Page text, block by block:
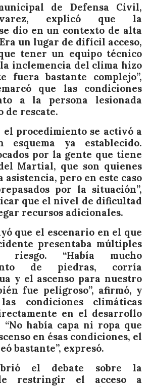
de Defensa Civil,
explicó que la
dio en un contexto de alta
un lugar de difícil acceso,
tener un equipo técnico
inclemencia del clima hizo
fuera bastante complejo”,
que las condiciones
a la persona lesionada
de rescate.
el procedimiento se activó a
ya establecido.
por la gente que tiene
Martial, que son quienes
pero en este caso
por la situación”,
que el nivel de dificultad
recursos adicionales.
que el escenario en el que
presentaba múltiples
riesgo. “Había mucho
de piedras, corría
y el ascenso para nuestro
fue peligroso”, afirmó, y
condiciones climáticas
en el desarrollo
había capa ni ropa que
en ésas condiciones, el
bastante”, expresó.
el debate sobre la
restringir el acceso a